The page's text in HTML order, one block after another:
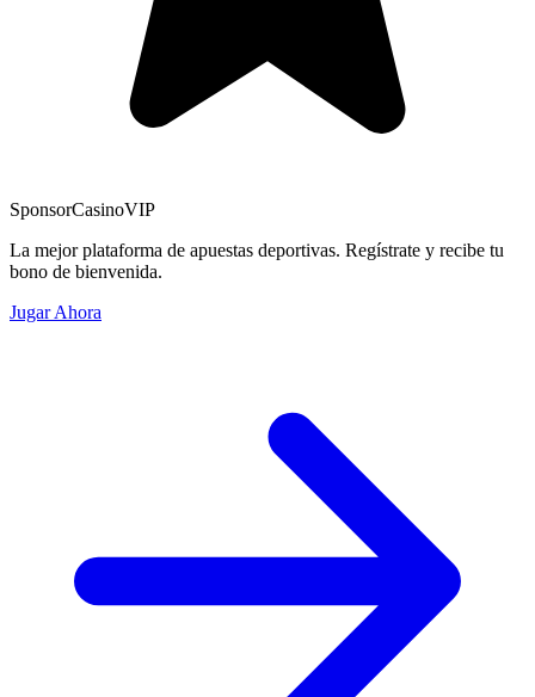
SponsorCasinoVIP
La mejor plataforma de apuestas deportivas. Regístrate y recibe tu
bono de bienvenida.
Jugar Ahora